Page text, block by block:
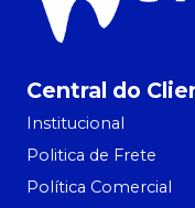
Central do
Institucional
Politica de Frete
Política Comercial